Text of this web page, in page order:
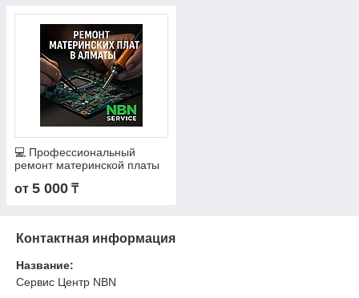
💻 Профессиональный
ремонт материнской платы
гарантией
от 5 000 ₸
Контактная информация
Название:
Сервис Центр NBN